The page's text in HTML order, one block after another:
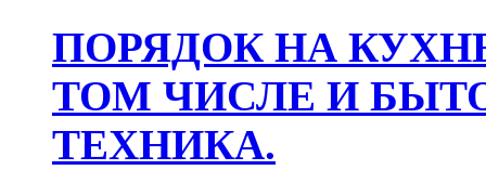
ПОРЯДОК НА
ТОМ ЧИСЛЕ И
ТЕХНИКА.